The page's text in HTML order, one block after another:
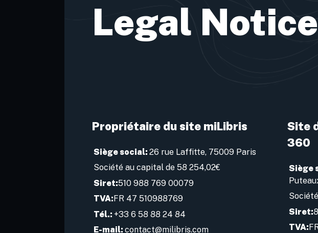
Legal Notice
Propriétaire du site miLibris
Siège social: 26 rue Laffitte, 75009 Paris
Société au capital de 58 254,02€
Siret:510 988 769 00079
TVA: FR 47 510988769
Tél.: +33 6 58 88 24 84
E-mail: contact@milibris.com
Site
360
Siège
Siret:
TVA: